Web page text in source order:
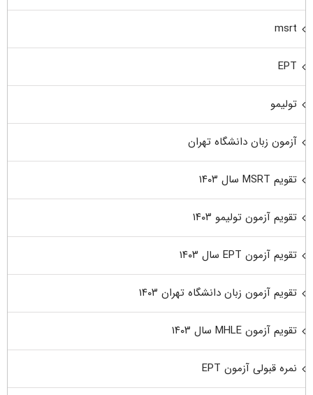
msrt
EPT
تولیمو
آزمون زبان دانشگاه تهران
تقویم MSRT سال ۱۴۰۳
تقویم آزمون تولیمو ۱۴۰۳
تقویم آزمون EPT سال ۱۴۰۳
تقویم آزمون زبان دانشگاه تهران ۱۴۰۳
تقویم آزمون MHLE سال ۱۴۰۳
نمره قبولی آزمون EPT